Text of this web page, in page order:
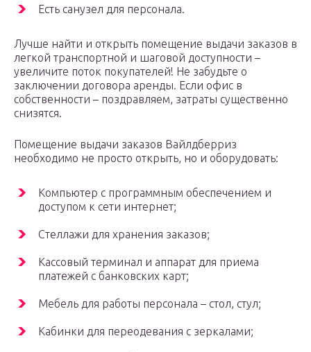
Есть санузел для персонала.
Лучше найти и открыть помещение выдачи заказов в
легкой транспортной и шаговой доступности –
увеличите поток покупателей! Не забудьте о
заключении договора аренды. Если офис в
собственности – поздравляем, затраты существенно
снизятся.
Помещение выдачи заказов Вайлдберриз
необходимо не просто открыть, но и оборудовать:
Компьютер с программным обеспечением и
доступом к сети интернет;
Стеллажи для хранения заказов;
Кассовый терминал и аппарат для приема
платежей с банковских карт;
Мебель для работы персонала – стол, стул;
Кабинки для переодевания с зеркалами;